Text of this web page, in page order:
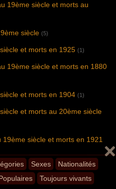
Sexes
Nationalités
Toujours vivants
19ème siècle et morts au
siècle (5)
et morts en 1925 (1)
19ème siècle et morts en 1880
et morts en 1904 (1)
et morts au 20ème siècle
siècle et morts en 1921
19ème siècle (1)
19ème siècle (5)